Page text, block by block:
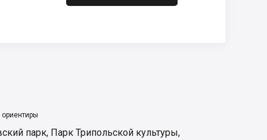
парк, Парк Трипольской культуры,